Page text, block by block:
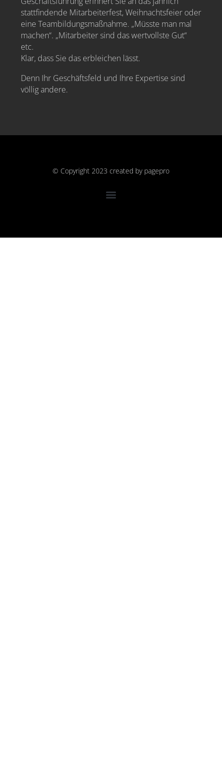
stattfindende Mitarbeiterfest, Weihnachtsfeier oder
eine Teambildungsmaßnahme. „Müsste man mal
machen“. „Mitarbeiter sind das wertvollste Gut“
etc.
Klar, dass Sie das erbleichen lässt.
Denn Ihr Geschäftsfeld und Ihre Expertise sind
völlig andere.
© Copyright 2023 created by pagepro